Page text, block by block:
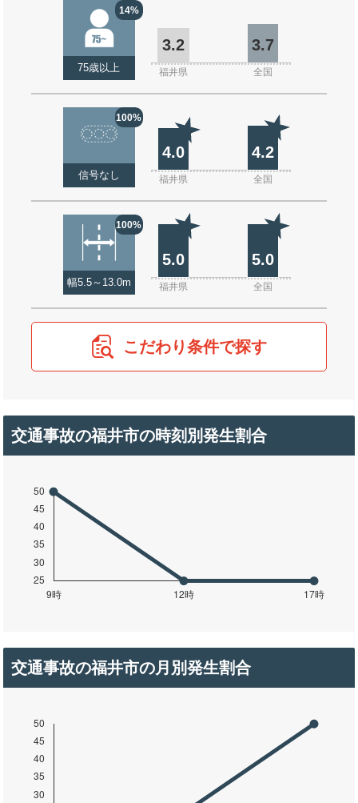
14%
75歳以上
3.2 3.7
福井県 全国
100%
信号なし
4.0 4.2
福井県 全国
100%
幅5.5～13.0m
5.0 5.0
福井県 全国
こだわり条件で探す
交通事故の福井市の時刻別発生割合
交通事故の福井市の月別発生割合